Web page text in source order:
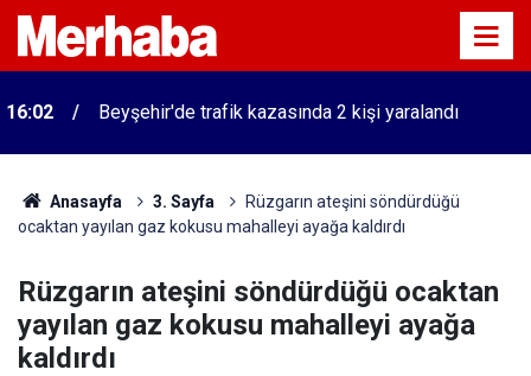
16:02 Beyşehir'de trafik kazasında 2 kişi yaralandı
Anasayfa 3. Sayfa
Rüzgarın ateşini söndürdüğü
ocaktan yayılan gaz kokusu mahalleyi ayağa kaldırdı
Rüzgarın ateşini söndürdüğü ocaktan
yayılan gaz kokusu mahalleyi ayağa
kaldırdı